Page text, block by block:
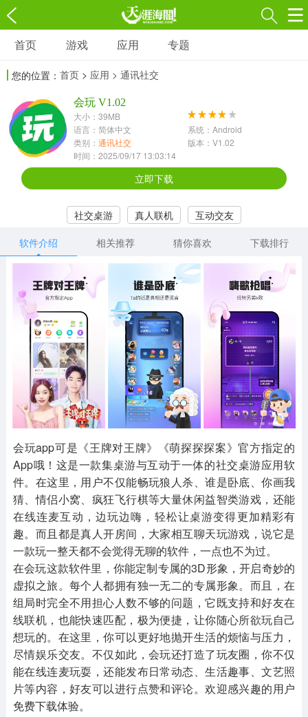
游戏
3697款应用
休闲益智
13387款应用
2196款应用
冒险解谜
1072款应用
418款应用
568款应用
音乐舞蹈
2716款应用
515款应用
其他
1654款应用
游戏助手
515款应用
MOD游戏
1056款应用
首页 游戏 应用 专题
您的位置： 首页 > 应用 > 通讯社交
会玩 V1.02
大小：39MB
语言：简体中文
系统：Android
类别： 通讯社交
版本：V1.02
时间：2025/09/17 13:03:14
立即下载
社交桌游 真人联机
互动交友
软件介绍
相关推荐 猜你喜欢 下载排行
会玩app可是《王牌对王牌》《萌探探探案》官方指定的
App哦！这是一款集桌游与互动于一体的社交桌游应用软
件。在这里，用户不仅能畅玩狼人杀、谁是卧底、你画我
猜、情侣小窝、疯狂飞行棋等大量休闲益智类游戏，还能
在线连麦互动，边玩边嗨，轻松让桌游变得更加精彩有
趣。而且都是真人开房间，大家相互聊天玩游戏，说它是
一款玩一整天都不会觉得无聊的软件，一点也不为过。
在会玩这款软件里，你能定制专属的3D形象，开启奇妙的
虚拟之旅。每个人都拥有独一无二的专属形象。而且，在
组局时完全不用担心人数不够的问题，它既支持和好友在
线联机，也能快速匹配，极为便捷，让你随心所欲玩自己
想玩的。在这里，你可以更好地抛开生活的烦恼与压力，
尽情娱乐交友。不仅如此，会玩还打造了玩友圈，你不仅
能在线连麦玩耍，还能发布日常动态、生活趣事、文艺照
片等内容，好友可以进行点赞和评论。欢迎感兴趣的用户
免费下载体验。